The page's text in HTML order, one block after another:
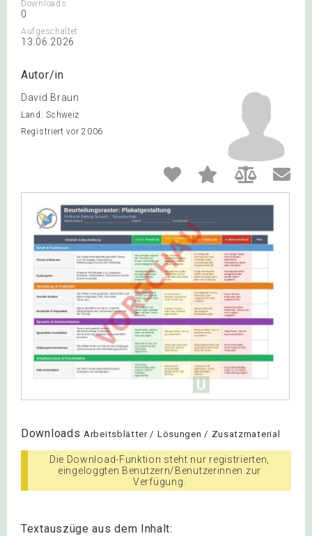
Downloads
0
Aufgeschaltet
13.06.2026
Autor/in
David Braun
Land: Schweiz
Registriert vor 2006
Downloads Arbeitsblätter / Lösungen / Zusatzmaterial
Die Download-Funktion steht nur registrierten,
eingeloggten Benutzern/Benutzerinnen zur
Verfügung.
Textauszüge aus dem Inhalt: